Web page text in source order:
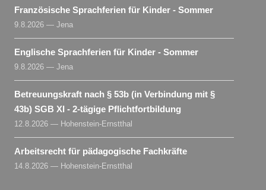
Französische Sprachferien für Kinder - Sommer
9.8.2026 — Jena
Englische Sprachferien für Kinder - Sommer
9.8.2026 — Jena
Betreuungskraft nach § 53b (in Verbindung mit §
43b) SGB XI - 2-tägige Pflichtfortbildung
12.8.2026 — Hohenstein-Ernstthal
Arbeitsrecht für pädagogische Fachkräfte
14.8.2026 — Hohenstein-Ernstthal